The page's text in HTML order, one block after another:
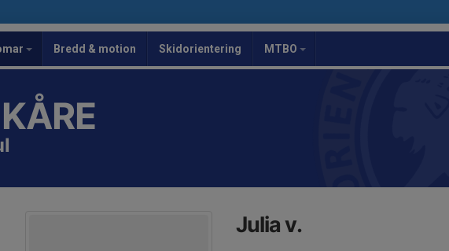
Bredd & motion Skidorientering MTBO
Julia v.